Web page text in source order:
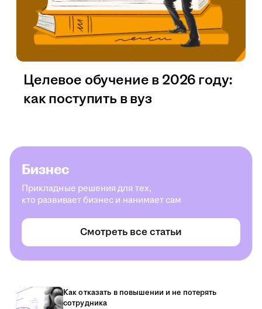
Целевое обучение в 2026 году:
как поступить в вуз
Бизнес
Прикладные решения для тех,
кто развивает бизнес и нанимает сам
Смотреть все статьи
Как отказать в повышении и не потерять
сотрудника